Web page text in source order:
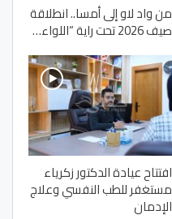
من واد لاو إلى أمسا.. انطلاقة
صيف 2026 تحت راية “اللواء…
افتتاح عيادة الدكتور زكرياء
مستغفر للطب النفسي وعلاج
الإدمان